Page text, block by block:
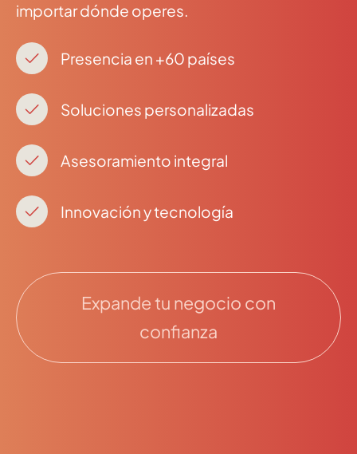
importar dónde operes.
Presencia en +60 países
Soluciones personalizadas
Asesoramiento integral
Innovación y tecnología
Expande tu negocio con
confianza